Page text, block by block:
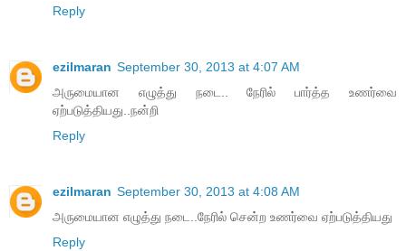
Reply
ezilmaran September 30, 2013 at 4:07 AM
அருமையான எழுத்து நடை.. நேரில் பார்த்த உணர்வை
ஏற்படுத்தியது..நன்றி
Reply
ezilmaran September 30, 2013 at 4:08 AM
அருமையான எழுத்து நடை..நேரில் சென்ற உணர்வை ஏற்படுத்தியது
Reply